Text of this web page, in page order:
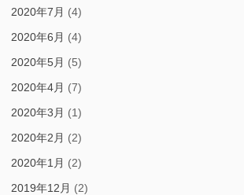
2020年7月 (4)
2020年6月 (4)
2020年5月 (5)
2020年4月 (7)
2020年3月 (1)
2020年2月 (2)
2020年1月 (2)
2019年12月 (2)